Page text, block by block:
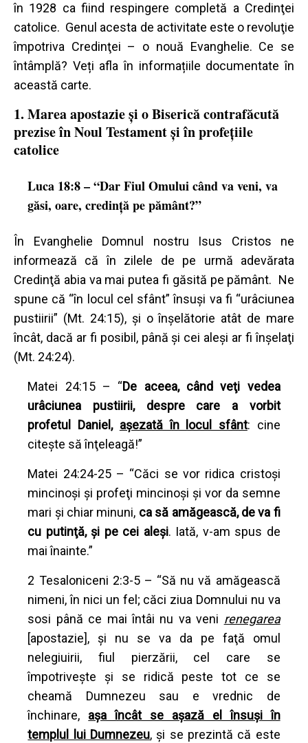
în 1928 ca fiind respingere completă a Credinţei
catolice. Genul acesta de activitate este o revoluţie
împotriva Credinţei – o nouă Evanghelie. Ce se
întâmplă? Veți afla în informațiile documentate în
această carte.
1. Marea apostazie şi o Biserică contrafăcută
prezise în Noul Testament şi în profeţiile
catolice
Luca 18:8 – “Dar Fiul Omului când va veni, va
găsi, oare, credinţă pe pământ?”
În Evanghelie Domnul nostru Isus Cristos ne
informează că în zilele de pe urmă adevărata
Credinţă abia va mai putea fi găsită pe pământ. Ne
spune că “în locul cel sfânt” însuşi va fi “urâciunea
pustiirii” (Mt. 24:15), şi o înşelătorie atât de mare
încât, dacă ar fi posibil, până şi cei aleşi ar fi înşelaţi
(Mt. 24:24).
Matei 24:15 – “De aceea, când veţi vedea
urâciunea pustiirii, despre care a vorbit
profetul Daniel, aşezată în locul sfânt: cine
citeşte să înţeleagă!”
Matei 24:24-25 – “Căci se vor ridica cristoşi
mincinoşi şi profeţi mincinoşi şi vor da semne
mari şi chiar minuni, ca să amăgească, de va fi
cu putinţă, şi pe cei aleşi. Iată, v-am spus de
mai înainte.”
2 Tesaloniceni 2:3-5 – “Să nu vă amăgească
nimeni, în nici un fel; căci ziua Domnului nu va
sosi până ce mai întâi nu va veni renegarea
[apostazie], şi nu se va da pe faţă omul
nelegiuirii, fiul pierzării, cel care se
împotriveşte şi se ridică peste tot ce se
cheamă Dumnezeu sau e vrednic de
închinare, aşa încât se aşază el însuşi în
templul lui Dumnezeu, şi se prezintă că este